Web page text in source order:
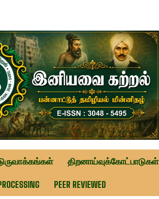
திறனாய்வுக்கோட்பாடுகள்
PEER REVIEWED